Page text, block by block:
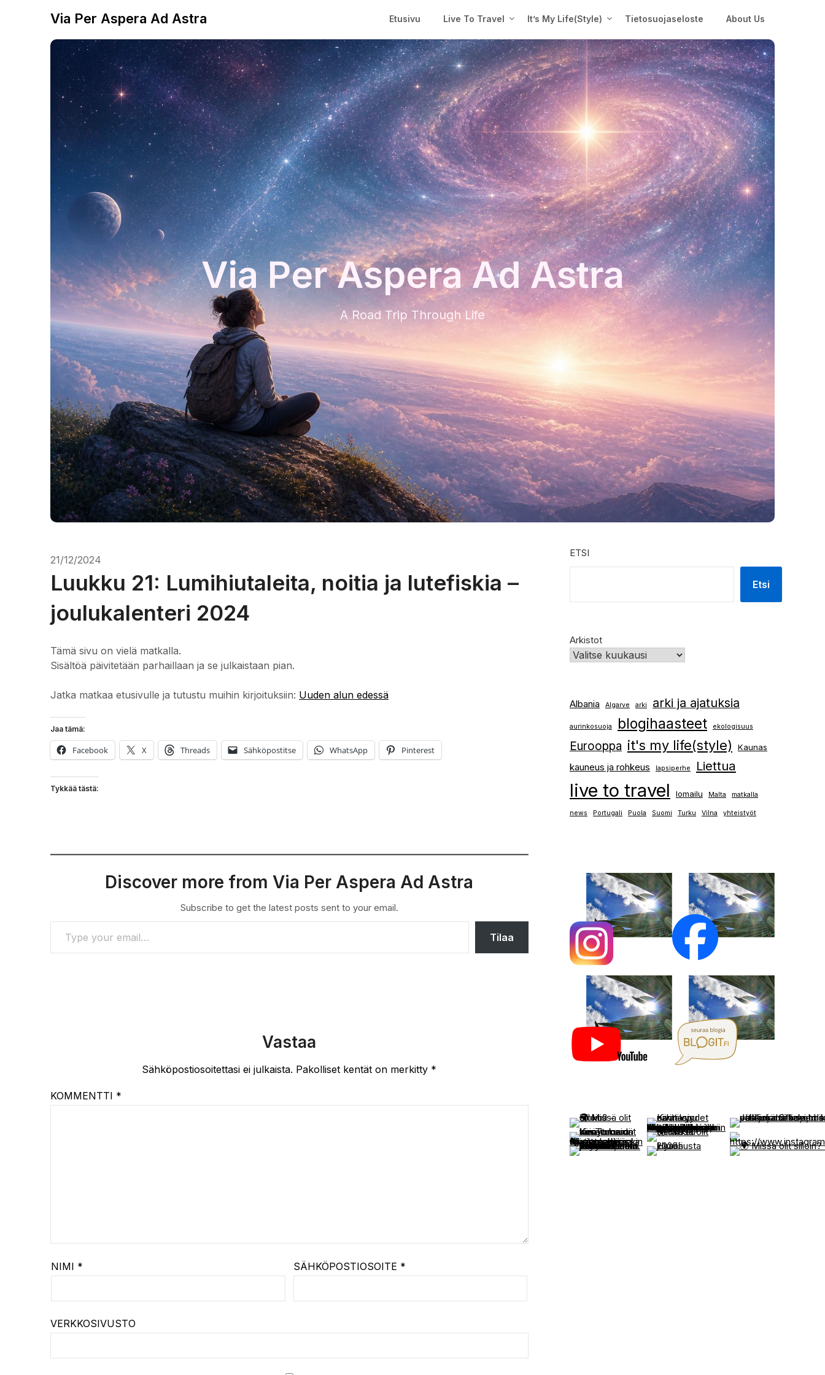
Via Per Aspera Ad Astra Etusivu Live To Travel It’s My Life(Style) Tietosuojaseloste About Us
Via Per Aspera Ad Astra
A Road Trip Through Life
21/12/2024
Luukku 21: Lumihiutaleita, noitia ja lutefiskia –
joulukalenteri 2024
Tämä sivu on vielä matkalla.
Sisältöä päivitetään parhaillaan ja se julkaistaan pian.
Jatka matkaa etusivulle ja tutustu muihin kirjoituksiin: Uuden alun edessä
Jaa tämä:
Facebook X Threads Sähköpostitse WhatsApp Pinterest
Tykkää tästä:
Discover more from Via Per Aspera Ad Astra
Subscribe to get the latest posts sent to your email.
TYPE YOUR EMAIL…
Tilaa
Vastaa
Sähköpostiosoitettasi ei julkaista. Pakolliset kentät on merkitty *
KOMMENTTI *
NIMI * SÄHKÖPOSTIOSOITE *
VERKKOSIVUSTO
ETSI
Etsi
Arkistot
Albania Algarve arki arki ja ajatuksia
aurinkosuoja blogihaasteet ekologisuus
Eurooppa it's my life(style) Kaunas
kauneus ja rohkeus lapsiperhe Liettua
live to travel lomailu Malta matkalla
news Portugali Puola Suomi Turku Vilna yhteistyöt